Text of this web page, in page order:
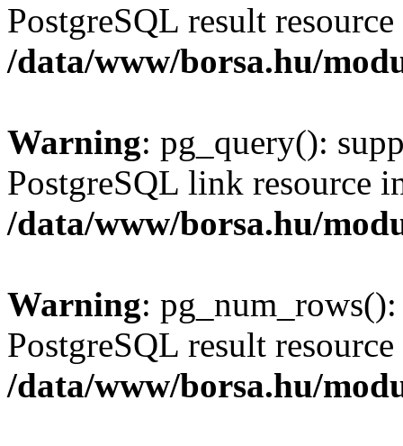
PostgreSQL result
/data/www/borsa.hu/
Warning: pg_query():
PostgreSQL link resource
/data/www/borsa.hu/
Warning:
PostgreSQL result
/data/www/borsa.hu/